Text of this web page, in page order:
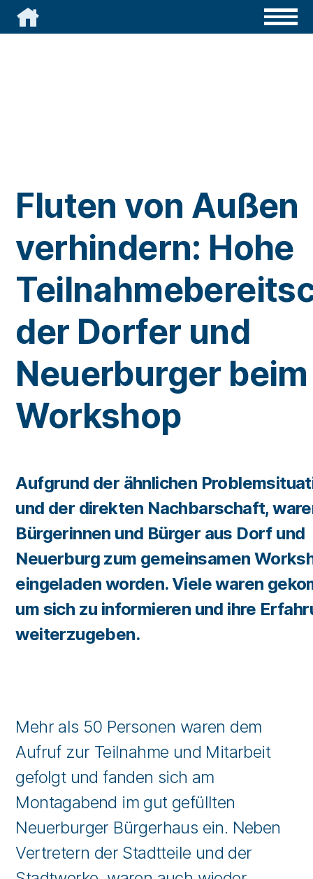

Fluten von Außen
verhindern: Hohe
der Dorfer und
Neuerburger beim
Workshop
Aufgrund der ähnlichen
und der direkten Nachbarschaft,
Bürgerinnen und Bürger aus Dorf und
Neuerburg zum gemeinsamen
eingeladen worden. Viele waren
um sich zu informieren und ihre
weiterzugeben.
Mehr als 50 Personen waren dem
Aufruf zur Teilnahme und Mitarbeit
gefolgt und fanden sich am
Montagabend im gut gefüllten
Neuerburger Bürgerhaus ein. Neben
Vertretern der Stadtteile und der